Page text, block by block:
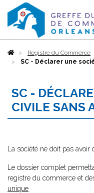
AccueilRegistre du Commerce
SC - Déclarer une
SC -
CIVILE SANS
La société ne doit pas
Le dossier complet
registre du commerce et
unique